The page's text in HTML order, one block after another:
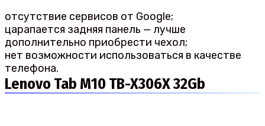
отсутствие сервисов от Google;
царапается задняя панель — лучше
дополнительно приобрести чехол;
нет возможности использоваться в качестве
телефона.
Lenovo Tab M10 TB-X306X 32Gb